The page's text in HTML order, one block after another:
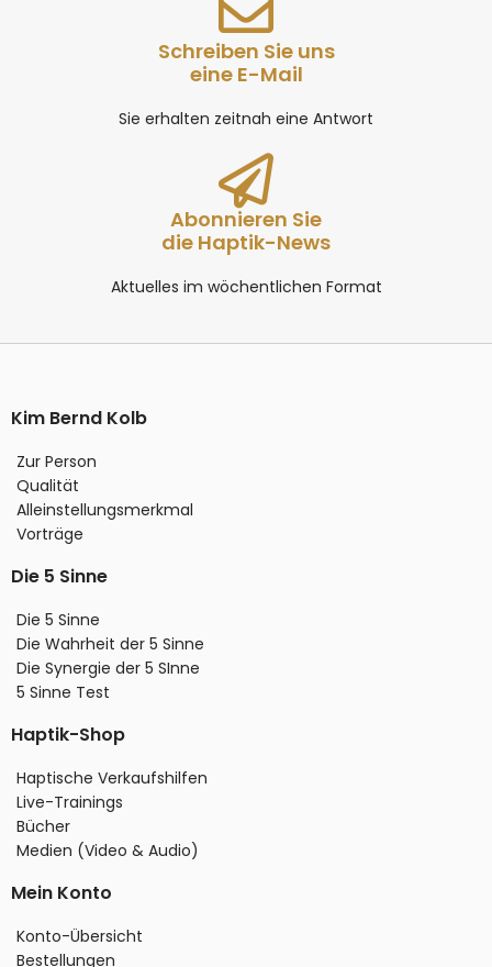
Schreiben Sie uns
eine E-Mail
Sie erhalten zeitnah eine Antwort
Abonnieren Sie
die Haptik-News
Aktuelles im wöchentlichen Format
Kim Bernd Kolb
Zur Person
Qualität
Alleinstellungsmerkmal
Vorträge
Die 5 Sinne
Die 5 Sinne
Die Wahrheit der 5 Sinne
Die Synergie der 5 SInne
5 Sinne Test
Haptik-Shop
Haptische Verkaufshilfen
Live-Trainings
Bücher
Medien (Video & Audio)
Mein Konto
Konto-Übersicht
Bestellungen